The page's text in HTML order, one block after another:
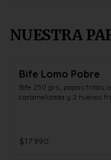
NUESTRA
Bife Lomo Pobre
Bife 250 grs., papas fritas,
caramelizada y 2 huevos
$17.990